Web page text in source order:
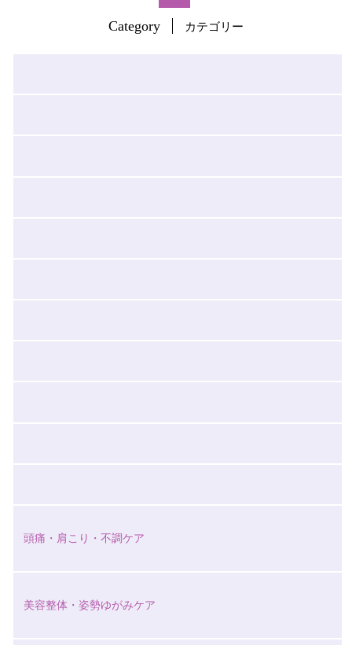
Category カテゴリー
頭痛・肩こり・不調ケア
美容整体・姿勢ゆがみケア